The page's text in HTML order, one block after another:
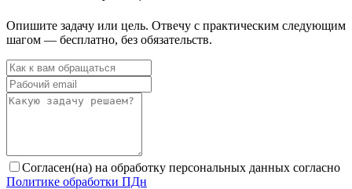
Опишите задачу или цель. Отвечу с практическим следующим
шагом — бесплатно, без обязательств.
Согласен(на) на обработку персональных данных согласно
Политике обработки ПДн